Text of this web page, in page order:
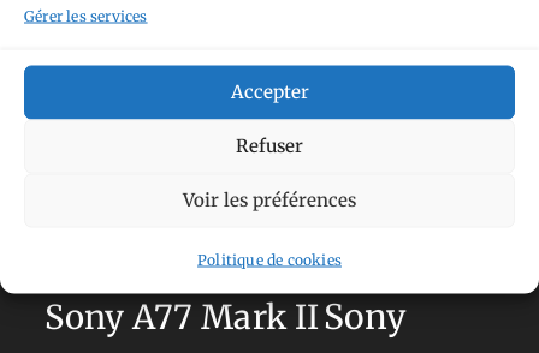
Gérer les services
Accepter
Refuser
Voir les préférences
Politique de cookies
perchéCircuit
Academy JaponJournées
du patrimoineLa DéfenseNormandieNorvège
Olympus OM-D E-M5
Paris
Sans adresseSavoie
Sony A77 Mark IISony